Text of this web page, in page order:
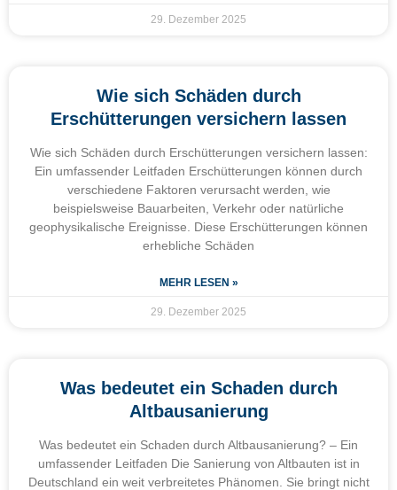
29. Dezember 2025
Wie sich Schäden durch
Erschütterungen versichern lassen
Wie sich Schäden durch Erschütterungen versichern lassen:
Ein umfassender Leitfaden Erschütterungen können durch
verschiedene Faktoren verursacht werden, wie
beispielsweise Bauarbeiten, Verkehr oder natürliche
geophysikalische Ereignisse. Diese Erschütterungen können
erhebliche Schäden
MEHR LESEN »
29. Dezember 2025
Was bedeutet ein Schaden durch
Altbausanierung
Was bedeutet ein Schaden durch Altbausanierung? – Ein
umfassender Leitfaden Die Sanierung von Altbauten ist in
Deutschland ein weit verbreitetes Phänomen. Sie bringt nicht